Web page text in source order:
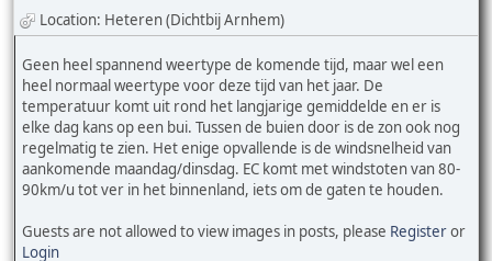
Location: Heteren (Dichtbij Arnhem)
Geen heel spannend weertype de komende tijd, maar wel een
heel normaal weertype voor deze tijd van het jaar. De
temperatuur komt uit rond het langjarige gemiddelde en er is
elke dag kans op een bui. Tussen de buien door is de zon ook nog
regelmatig te zien. Het enige opvallende is de windsnelheid van
aankomende maandag/dinsdag. EC komt met windstoten van 80-
90km/u tot ver in het binnenland, iets om de gaten te houden.
Guests are not allowed to view images in posts, please Registeror
Login